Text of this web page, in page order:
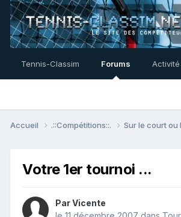
Tennis-Classim Forums Activité
Accueil .::Compétitions::. Sur le court ou
Votre 1er tournoi ...
ParVicente